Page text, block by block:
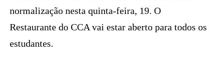
normalização nesta quinta-feira, 19. O
Restaurante do CCA vai estar aberto para todos os
estudantes.